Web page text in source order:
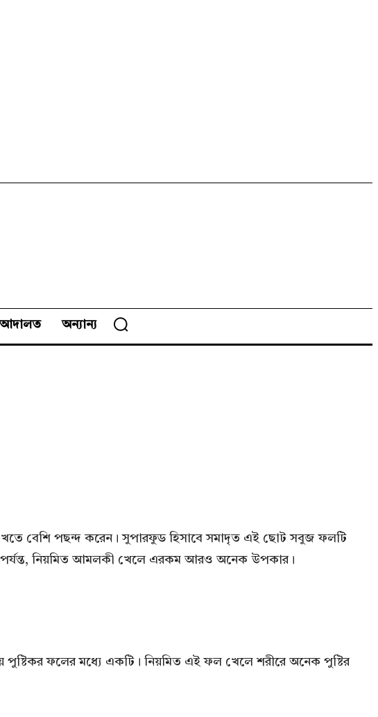
অন্যান্য
বেশি পছন্দ করেন। সুপারফুড হিসাবে সমাদৃত এই ছোট সবুজ ফলটি
পর্যন্ত, নিয়মিত আমলকী খেলে এরকম আরও অনেক উপকার।
ফলের মধ্যে একটি। নিয়মিত এই ফল খেলে শরীরে অনেক পুষ্টির